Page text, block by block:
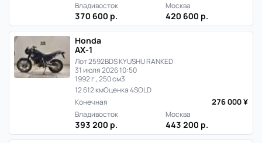
Владивосток
370 600 р.
Москва
420 600 р.
Honda
AX-1
Лот 2592BDS KYUSHU RANKED
31 июля 2026 10:50
1992 г., 250 см3
12 612 кмОценка 4SOLD
Конечная
276 000 ¥
Владивосток
393 200 р.
Москва
443 200 р.